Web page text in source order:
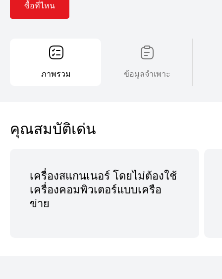
ซื้อที่ไหน
ภาพรวม ข้อมูลจำเพาะ
คุณสมบัติเด่น
เครื่องสแกนเนอร์ โดยไม่ต้องใช้
เครื่องคอมพิวเตอร์แบบเครือ
ข่าย